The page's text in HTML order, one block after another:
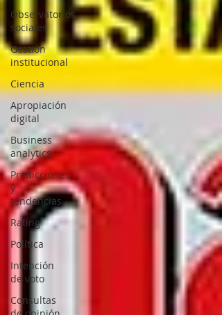
Observatorios
sociales
Gestión
institucional
Ciencia
Apropiación
digital
Business
analytics
Predicciones
y
tendencias
Rating
Política
Intención
de voto
Consultas